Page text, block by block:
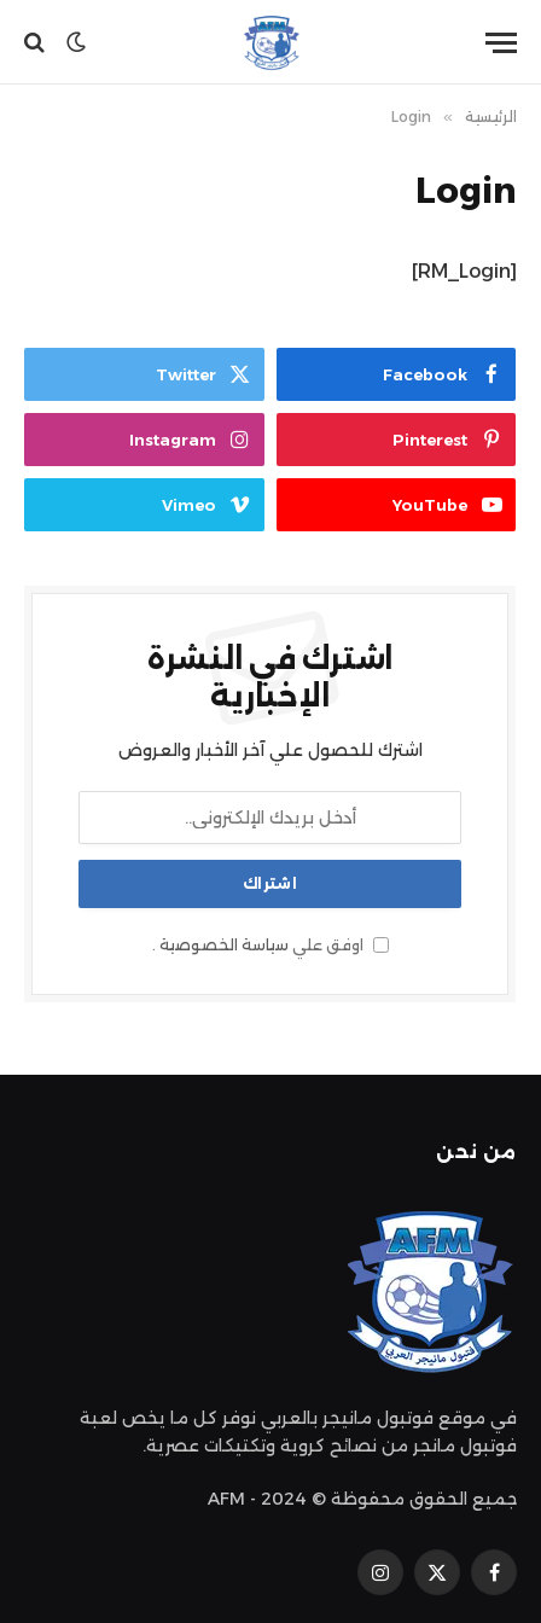
الرئيسية »
Login
Login
[RM_Login]
Facebook
Twitter
Pinterest
Instagram
YouTube
Vimeo
اشترك في النشرة
الإخبارية
اشترك للحصول علي آخر الأخبار والعروض
اوفق علي سياسة الخصوصية .
من نحن
في موقع فوتبول مانيجر بالعربي نوفر كل ما يخص لعبة
فوتبول مانجر من نصائح كروية وتكتيكات عصرية.
جميع الحقوق محفوظة © 2024 - AFM
فيسبوكإكس
الانستغرام